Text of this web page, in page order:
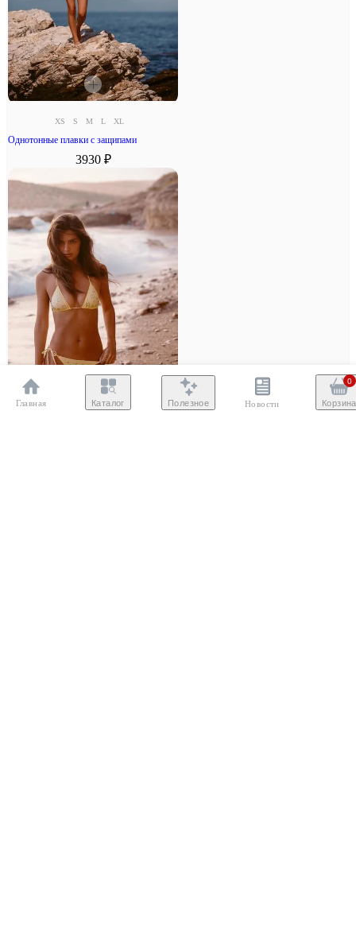
XS S M L XL
Однотонные плавки с защипами
3930 ₽
Главная Каталог Полезное Новости
0
Корзина